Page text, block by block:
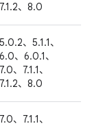
7.1.2、8.0
5.0.2、5.1.1、
6.0、6.0.1、
7.0、7.1.1、
7.1.2、8.0
7.0、7.1.1、